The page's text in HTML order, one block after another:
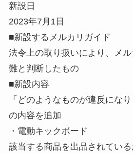
新設日
2023年7月1日
■新設するメルカリガイド
法令上の取り扱いにより、メ
難と判断したもの
■新設内容
「どのようなものが違反にな
の内容を追加
・電動キックボード
該当する商品を出品されてい